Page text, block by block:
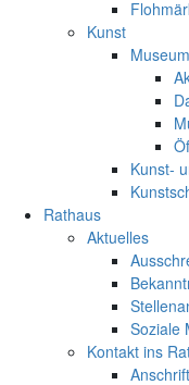
Kunst
Kunst-
Rathaus
Aktuelles
Soziale
Kontakt ins